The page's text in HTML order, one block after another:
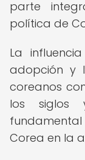
parte
política de
La
adopción y
coreanos
los siglos
Corea en la